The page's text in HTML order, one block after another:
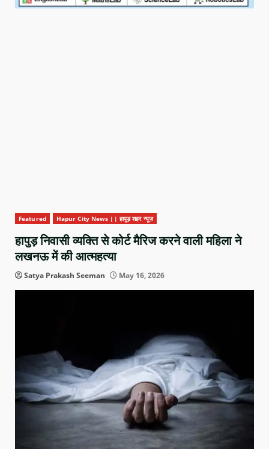
Featured Hapur City News || हापुड़ शहर न्यूज़
हापुड़ निवासी व्यक्ति से कोर्ट मैरिज करने वाली महिला ने
लखनऊ में की आत्महत्या
Satya Prakash Seeman May 16, 2026